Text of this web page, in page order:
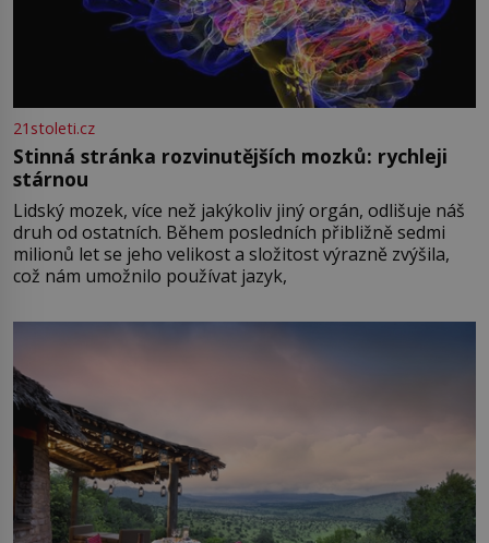
21stoleti.cz
Stinná stránka rozvinutějších mozků: rychleji
stárnou
Lidský mozek, více než jakýkoliv jiný orgán, odlišuje náš
druh od ostatních. Během posledních přibližně sedmi
milionů let se jeho velikost a složitost výrazně zvýšila,
což nám umožnilo používat jazyk,